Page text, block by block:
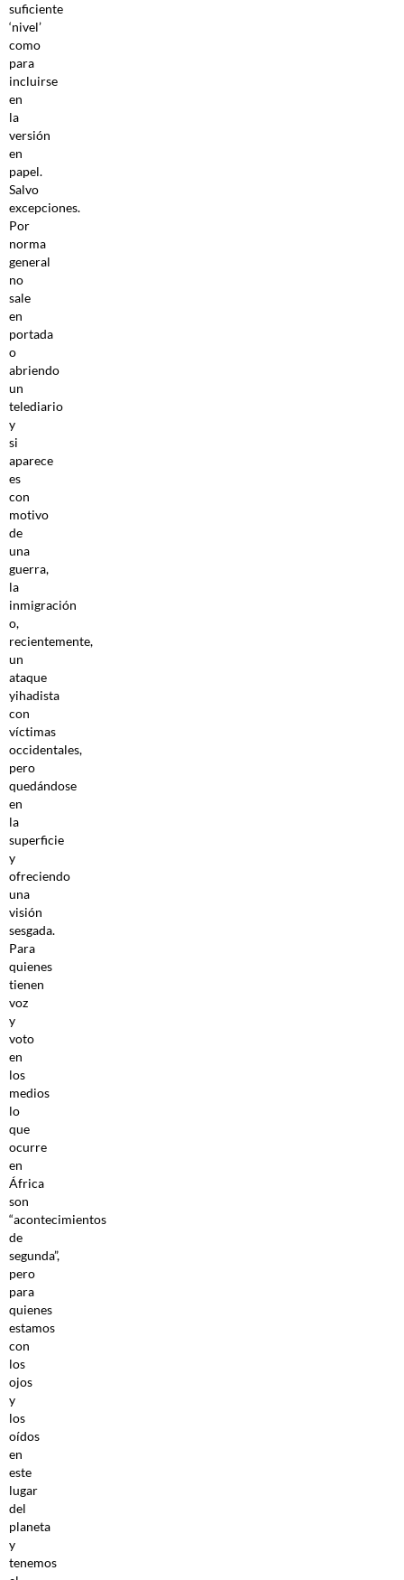
suficiente
‘nivel’
como
para
incluirse
en
la
versión
en
papel.
Salvo
excepciones.
Por
norma
general
no
sale
en
portada
o
abriendo
un
telediario
y
si
aparece
es
con
motivo
de
una
guerra,
la
inmigración
o,
recientemente,
un
ataque
yihadista
con
víctimas
occidentales,
pero
quedándose
en
la
superficie
y
ofreciendo
una
visión
sesgada.
Para
quienes
tienen
voz
y
voto
en
los
medios
lo
que
ocurre
en
África
son
“acontecimientos
de
segunda”,
pero
para
quienes
estamos
con
los
ojos
y
los
oídos
en
este
lugar
del
planeta
y
tenemos